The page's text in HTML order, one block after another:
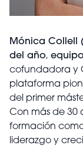
Mónica Collell
del año,
cofundadora y
plataforma
del primer
Con más de 30
formación
liderazgo y